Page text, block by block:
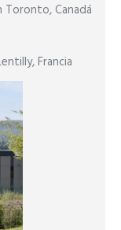
Canadá
Francia